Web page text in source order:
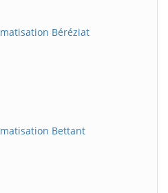
Béréziat
Bettant